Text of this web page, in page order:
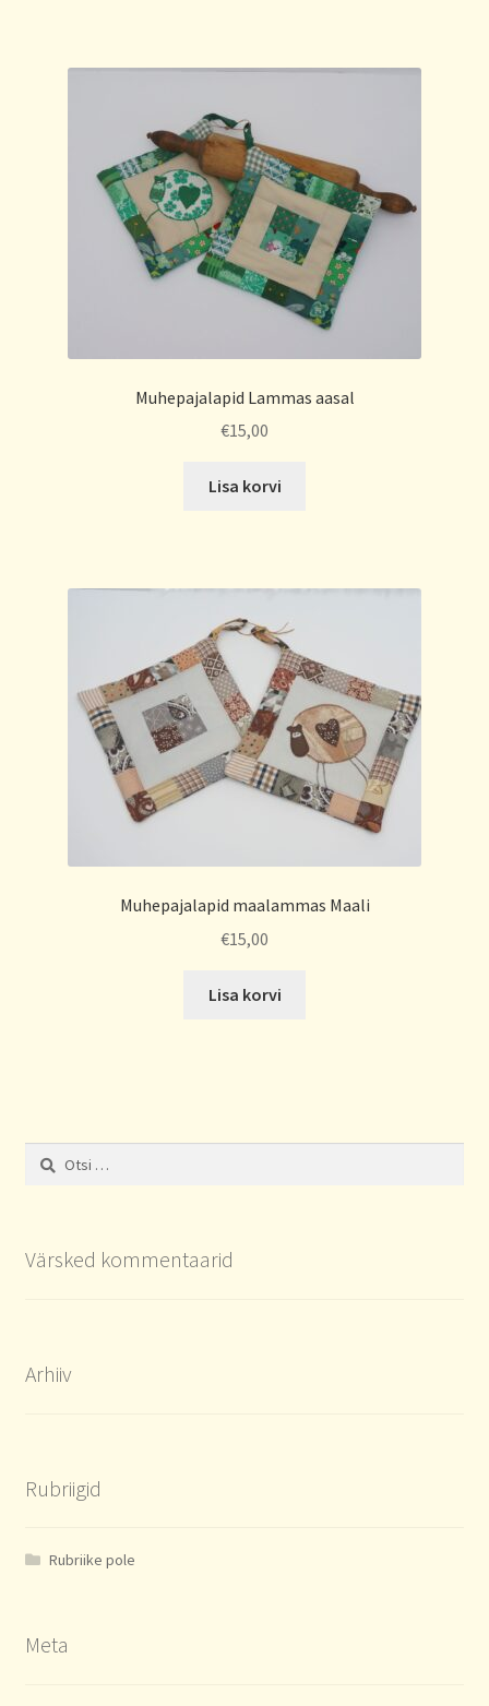
Muhepajalapid Lammas aasal
€15,00
Lisa korvi
Muhepajalapid maalammas Maali
€15,00
Lisa korvi
Otsi:
Värsked kommentaarid
Arhiiv
Rubriigid
Rubriike pole
Meta